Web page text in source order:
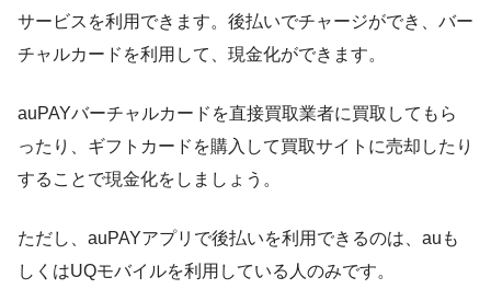
サービスを利用できます。後払いでチャージができ、バー
チャルカードを利用して、現金化ができます。
auPAYバーチャルカードを直接買取業者に買取してもら
ったり、ギフトカードを購入して買取サイトに売却したり
することで現金化をしましょう。
ただし、auPAYアプリで後払いを利用できるのは、auも
しくはUQモバイルを利用している人のみです。